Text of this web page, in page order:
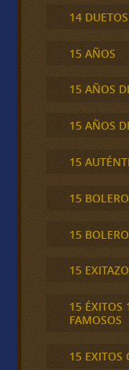
14
15 AÑOS
15 AÑOS
15 AÑOS
15
15
15
15
15 ÉXITOS
FAMOSOS
15 EXITOS